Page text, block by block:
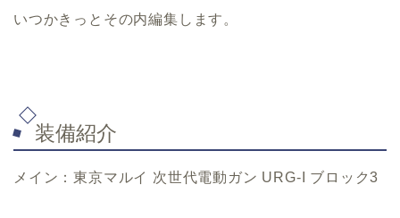
いつかきっとその内編集します。
装備紹介
メイン：東京マルイ 次世代電動ガン URG-I ブロック3